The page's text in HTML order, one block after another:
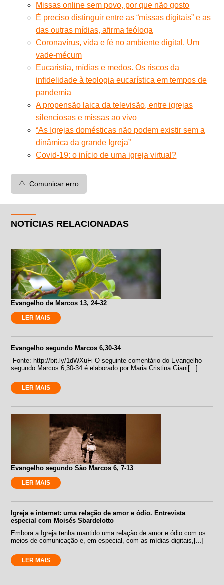
Missas online sem povo, por que não gosto
É preciso distinguir entre as “missas digitais” e as
das outras mídias, afirma teóloga
Coronavírus, vida e fé no ambiente digital. Um
vade-mécum
Eucaristia, mídias e medos. Os riscos da
infidelidade à teologia eucarística em tempos de
pandemia
A propensão laica da televisão, entre igrejas
silenciosas e missas ao vivo
“As Igrejas domésticas não podem existir sem a
dinâmica da grande Igreja”
Covid-19: o início de uma igreja virtual?
⚠️ Comunicar erro
NOTÍCIAS RELACIONADAS
Evangelho de Marcos 13, 24-32
LER MAIS
Evangelho segundo Marcos 6,30-34
Fonte: http://bit.ly/1dWXuFi O seguinte comentário do Evangelho
segundo Marcos 6,30-34 é elaborado por Maria Cristina Giani[...]
LER MAIS
Evangelho segundo São Marcos 6, 7-13
LER MAIS
Igreja e internet: uma relação de amor e ódio. Entrevista
especial com Moisés Sbardelotto
Embora a Igreja tenha mantido uma relação de amor e ódio com os
meios de comunicação e, em especial, com as mídias digitais,[...]
LER MAIS